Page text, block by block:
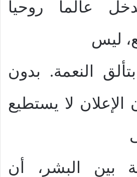
عالماً روحياً
ليس
النعمة. بدون
الإعلان لا يستطيع
بين البشر، أن